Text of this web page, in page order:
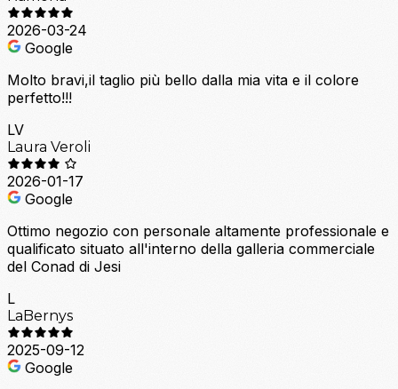
2026-03-24
Google
Molto bravi,il taglio più bello dalla mia vita e il colore
perfetto!!!
LV
Laura Veroli
2026-01-17
Google
Ottimo negozio con personale altamente professionale e
qualificato situato all'interno della galleria commerciale
del Conad di Jesi
L
LaBernys
2025-09-12
Google